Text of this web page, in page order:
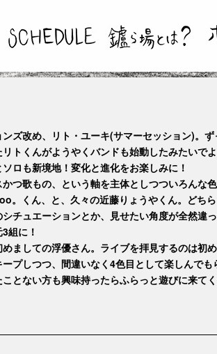
ズ改め、リト・ユーキ(サマーセッション)。
トくんがようやくバンドも始動したみたいで
ソロも新境地！変化と進化をお楽しみに！
つ歌もの、という軸を主体としつついろんな
。くん、と、久々の近藤りょうやくん。どちら
シチュエーションとか、見せたい角度が全然違
組に！
めましての浮優さん。ライブを拝見するのは初
ープしつつ、間違いなく4色目として楽しんで
とない方も興味持ったらふらっと遊びに来てく